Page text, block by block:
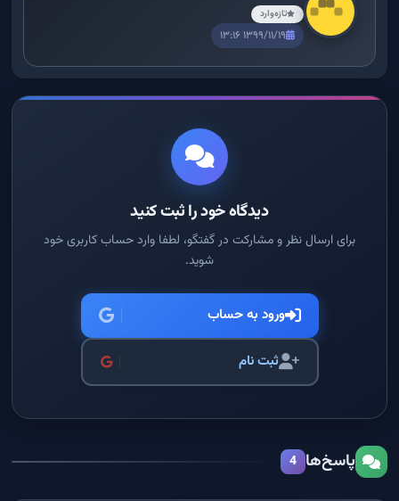
تازه‌وارد
۱۳۹۹/۱۱/۱۹ ۱۳:۱۶
دیدگاه خود را ثبت کنید
برای ارسال نظر و مشارکت در گفتگو، لطفا وارد حساب کاربری خود
شوید.
ورود به حساب
ثبت نام
پاسخ‌ها 4